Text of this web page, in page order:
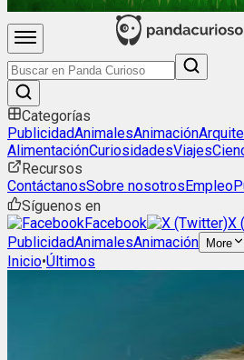
Categorías
PublicidadAnimalesAnimación
AlimentaciónCuriosidadesViajes
Recursos
ContáctanosSobre nosotrosEmpleo
Síguenos en
Facebook
X
PublicidadAnimalesAnimación More
Inicio•Últimos